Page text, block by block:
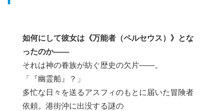
如何にして彼女は《万能者（ペルセウス）》とな
ったのか――
それは神の眷族が紡ぐ歴史の欠片――。
「『幽霊船』？」
多忙な日々を送るアスフィのもとに届いた冒険者
依頼。港街沖に出没する謎の